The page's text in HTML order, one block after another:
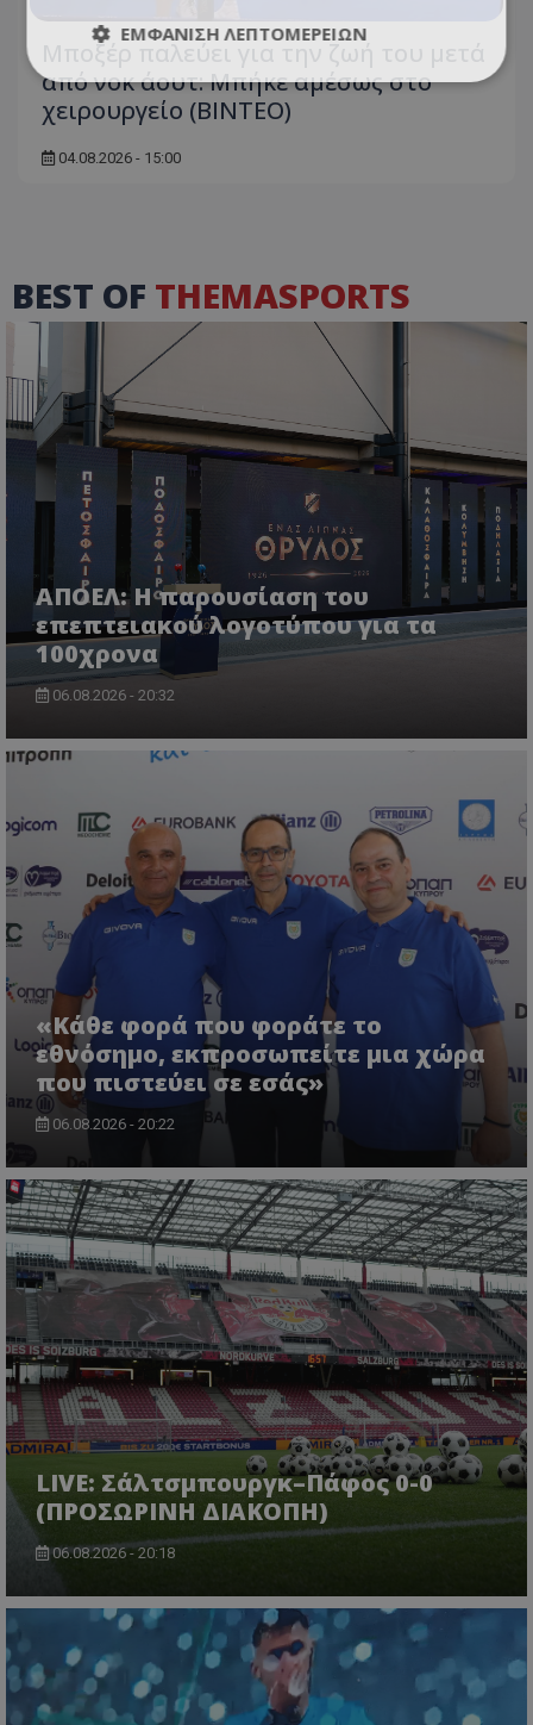
Μποξέρ παλεύει για την ζωή του μετά
από νοκ άουτ: Μπήκε αμέσως στο
χειρουργείο (ΒΙΝΤΕΟ)
04.08.2026 - 15:00
BEST OF THEMASPORTS
ΑΠΟΕΛ: Η παρουσίαση του
επεπτειακού λογοτύπου για τα
100χρονα
06.08.2026 - 20:32
«Κάθε φορά που φοράτε το
εθνόσημο, εκπροσωπείτε μια χώρα
που πιστεύει σε εσάς»
06.08.2026 - 20:22
LIVE: Σάλτσμπουργκ–Πάφος 0-0
(ΠΡΟΣΩΡΙΝΗ ΔΙΑΚΟΠΗ)
06.08.2026 - 20:18
ΕΜΦΆΝΙΣΗ ΛΕΠΤΟΜΕΡΕΙΏΝ